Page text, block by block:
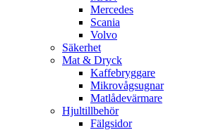
Mercedes
Scania
Volvo
Säkerhet
Mat & Dryck
Kaffebryggare
Mikrovågsugnar
Matlådevärmare
Hjultillbehör
Fälgsidor